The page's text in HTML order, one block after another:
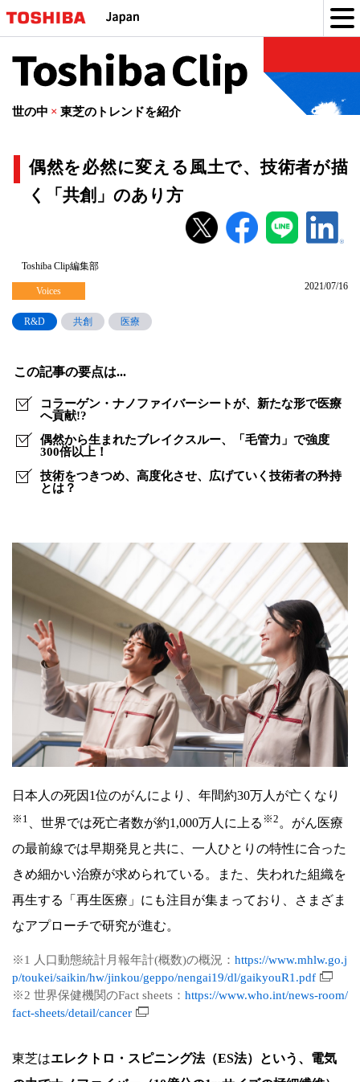
Toshiba
Clip
世の中 × 東芝のトレンドを紹介
偶然を必然に変える風土で、技術者が描
く「共創」のあり方
を
必
然
変
え
る
風
土
で、
術
描
く
「共
創」
あ
り
方
2021/07/16
Toshiba Clip編集部
Voices
R&D 共創 医療
この記事の要点は...
コラーゲン・ナノファイバーシートが、新たな形で医療
へ貢献!?
偶然から生まれたブレイクスルー、「毛管力」で強度
300倍以上！
技術をつきつめ、高度化させ、広げていく技術者の矜持
とは？
日本人の死因1位のがんにより、年間約30万人が亡くなり
※1 、世界では死亡者数が約1,000万人に上る ※2。がん医療
の最前線では早期発見と共に、一人ひとりの特性に合った
きめ細かい治療が求められている。また、失われた組織を
再生する「再生医療」にも注目が集まっており、さまざま
なアプローチで研究が進む。
※1 人口動態統計月報年計(概数)の概況： https://www.mhlw.go.j
p/toukei/saikin/hw/jinkou/geppo/nengai19/dl/gaikyouR1.pdf
※2 世界保健機関のFact sheets： https://www.who.int/news-room/
fact-sheets/detail/cancer
東芝はエレクトロ・スピニング法（ES法）という、電気